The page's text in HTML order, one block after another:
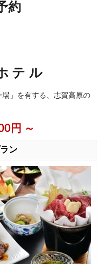
約
テル
」を有する、志賀高原の
円 ～
ン